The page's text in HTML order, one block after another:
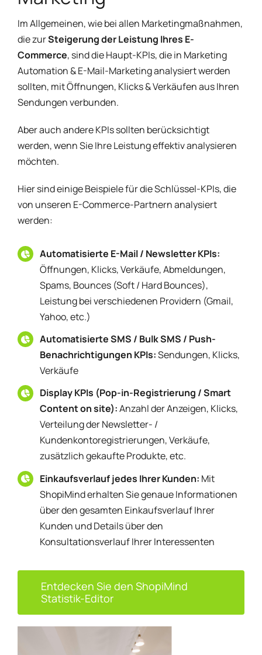
Im Allgemeinen, wie bei allen Marketingmaßnahmen,
die zurSteigerung der Leistung Ihres E-
Commerce, sind die Haupt-KPIs, die in Marketing
Automation & E-Mail-Marketing analysiert werden
sollten, mit Öffnungen, Klicks & Verkäufen aus Ihren
Sendungen verbunden.
Aber auch andere KPIs sollten berücksichtigt
werden, wenn Sie Ihre Leistung effektiv analysieren
möchten.
Hier sind einige Beispiele für die Schlüssel-KPIs, die
von unseren E-Commerce-Partnern analysiert
werden:
Automatisierte E-Mail / Newsletter KPIs:
Öffnungen, Klicks, Verkäufe, Abmeldungen,
Spams, Bounces (Soft / Hard Bounces),
Leistung bei verschiedenen Providern (Gmail,
Yahoo, etc.)
Automatisierte SMS / Bulk SMS / Push-
Benachrichtigungen KPIs:Sendungen, Klicks,
Verkäufe
Display KPIs (Pop-in-Registrierung / Smart
Content on site):Anzahl der Anzeigen, Klicks,
Verteilung der Newsletter- /
Kundenkontoregistrierungen, Verkäufe,
zusätzlich gekaufte Produkte, etc.
Einkaufsverlauf jedes Ihrer Kunden: Mit
ShopiMind erhalten Sie genaue Informationen
über den gesamten Einkaufsverlauf Ihrer
Kunden und Details über den
Konsultationsverlauf Ihrer Interessenten
Entdecken Sie den ShopiMind
Statistik-Editor